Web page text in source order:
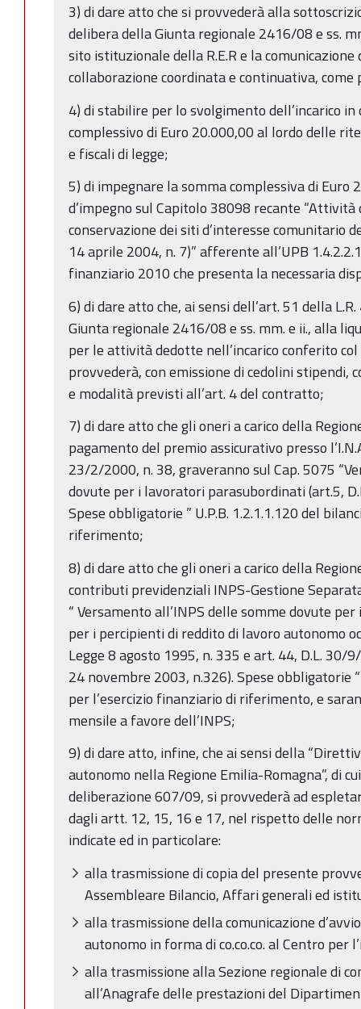
3) di dare atto che si provvederà alla
delibera della Giunta regionale 2416/08 e ss.
sito istituzionale della R.E.R e la
collaborazione coordinata e continuativa, come
4) di stabilire per lo svolgimento dell’incarico
complessivo di Euro 20.000,00 al lordo delle
e fiscali di legge;
5) di impegnare la somma complessiva di
d’impegno sul Capitolo 38098 recante
conservazione dei siti d’interesse comunitario
14 aprile 2004, n. 7)” afferente all’UPB
finanziario 2010 che presenta la necessaria
6) di dare atto che, ai sensi dell’art. 51 della
Giunta regionale 2416/08 e ss. mm. e ii., alla
per le attività dedotte nell’incarico conferito
provvederà, con emissione di cedolini
e modalità previsti all’art. 4 del contratto;
7) di dare atto che gli oneri a carico della
pagamento del premio assicurativo presso
23/2/2000, n. 38, graveranno sul Cap. 5075
dovute per i lavoratori parasubordinati (art.5,
Spese obbligatorie ” U.P.B. 1.2.1.1.120 del
riferimento;
8) di dare atto che gli oneri a carico della
contributi previdenziali INPS-Gestione
“ Versamento all’INPS delle somme dovute
per i percipienti di reddito di lavoro autonomo
Legge 8 agosto 1995, n. 335 e art. 44, D.L. 30/
24 novembre 2003, n.326). Spese obbligatorie
per l’esercizio finanziario di riferimento, e
mensile a favore dell’INPS;
9) di dare atto, infine, che ai sensi della
autonomo nella Regione Emilia-Romagna”, di
deliberazione 607/09, si provvederà ad
dagli artt. 12, 15, 16 e 17, nel rispetto delle
indicate ed in particolare:
alla trasmissione di copia del presente
Assembleare Bilancio, Affari generali ed
alla trasmissione della comunicazione
autonomo in forma di co.co.co. al Centro per
alla trasmissione alla Sezione regionale di
all’Anagrafe delle prestazioni del